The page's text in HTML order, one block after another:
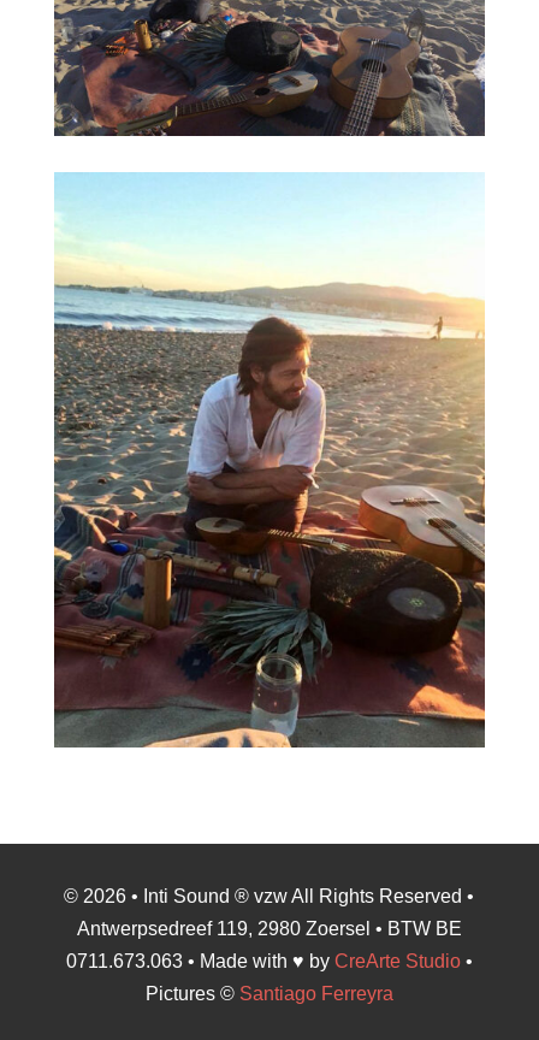
© 2026 • Inti Sound ® vzw All Rights Reserved •
Antwerpsedreef 119, 2980 Zoersel • BTW BE
0711.673.063 • Made with ♥ by CreArte Studio•
Pictures © Santiago Ferreyra